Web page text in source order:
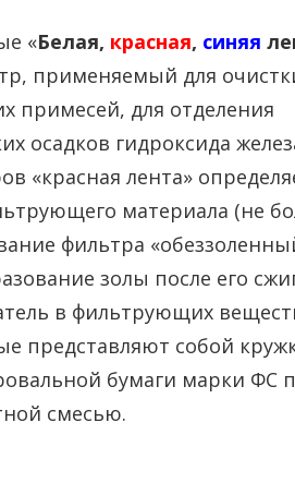
«Белая, красная, синяя
применяемый для
примесей, для отделения
осадков гидроксида
«красная лента»
материала (не
фильтра
золы после его
в фильтрующих
представляют собой
бумаги марки ФС
смесью.